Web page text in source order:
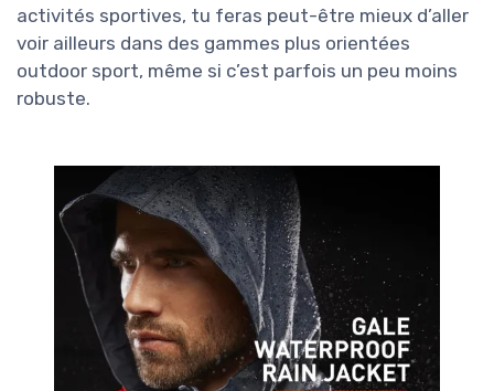
activités sportives, tu feras peut-être mieux d’aller
voir ailleurs dans des gammes plus orientées
outdoor sport, même si c’est parfois un peu moins
robuste.